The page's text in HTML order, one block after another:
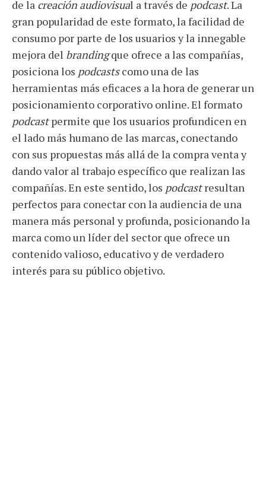
de la creación audiovisual a través de podcast. La
gran popularidad de este formato, la facilidad de
consumo por parte de los usuarios y la innegable
mejora del brandingque ofrece a las compañías,
posiciona los podcastscomo una de las
herramientas más eficaces a la hora de generar un
posicionamiento corporativo online. El formato
podcastpermite que los usuarios profundicen en
el lado más humano de las marcas, conectando
con sus propuestas más allá de la compra venta y
dando valor al trabajo específico que realizan las
compañías. En este sentido, los podcastresultan
perfectos para conectar con la audiencia de una
manera más personal y profunda, posicionando la
marca como un líder del sector que ofrece un
contenido valioso, educativo y de verdadero
interés para su público objetivo.